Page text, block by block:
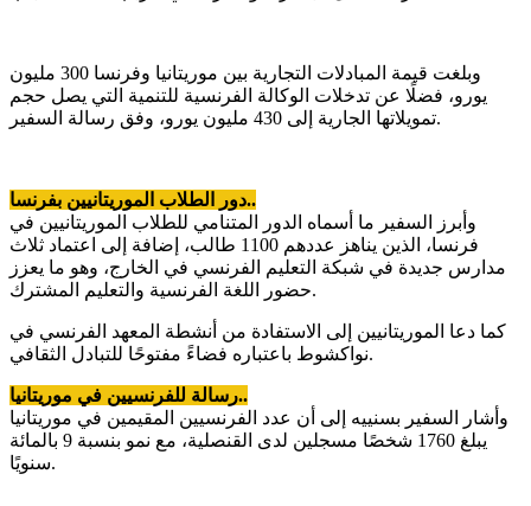
وبلغت قيمة المبادلات التجارية بين موريتانيا وفرنسا 300 مليون
يورو، فضلًا عن تدخلات الوكالة الفرنسية للتنمية التي يصل حجم
تمويلاتها الجارية إلى 430 مليون يورو، وفق رسالة السفير.
دور الطلاب الموريتانيين بفرنسا..
وأبرز السفير ما أسماه الدور المتنامي للطلاب الموريتانيين في
فرنسا، الذين يناهز عددهم 1100 طالب، إضافة إلى اعتماد ثلاث
مدارس جديدة في شبكة التعليم الفرنسي في الخارج، وهو ما يعزز
حضور اللغة الفرنسية والتعليم المشترك.
كما دعا الموريتانيين إلى الاستفادة من أنشطة المعهد الفرنسي في
نواكشوط باعتباره فضاءً مفتوحًا للتبادل الثقافي.
رسالة للفرنسيين في موريتانيا..
وأشار السفير بسنييه إلى أن عدد الفرنسيين المقيمين في موريتانيا
يبلغ 1760 شخصًا مسجلين لدى القنصلية، مع نمو بنسبة 9 بالمائة
سنويًا.